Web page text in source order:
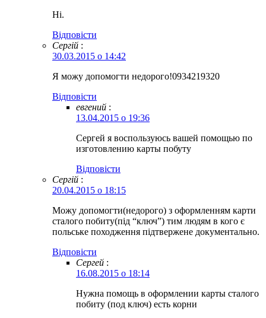
Ні.
Відповіcти
Сергій :
30.03.2015 о 14:42
Я можу допомогти недорого!0934219320
Відповіcти
евгений :
13.04.2015 о 19:36
Сергей я воспользуюсь вашей помощью по
изготовлению карты побуту
Відповіcти
Сергій :
20.04.2015 о 18:15
Можу допомогти(недорого) з оформленням карти
сталого побиту(під “ключ”) тим людям в кого є
польське походження підтвержене документально.
Відповіcти
Сергей :
16.08.2015 о 18:14
Нужна помощь в оформлении карты сталого
побиту (под ключ) есть корни